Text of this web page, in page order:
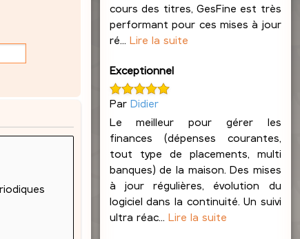
cours des titres, GesFine est très
performant pour ces mises à jour
ré... Lire la suite
Exceptionnel
Par Didier
Le meilleur pour gérer les
finances (dépenses courantes,
tout type de placements, multi
banques) de la maison. Des mises
à jour régulières, évolution du
logiciel dans la continuité. Un suivi
ultra réac... Lire la suite